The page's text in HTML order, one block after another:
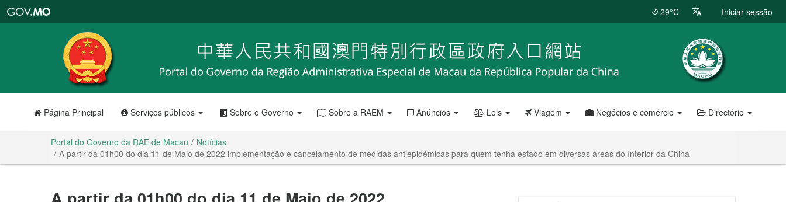
RAE
de
Macau
29°C Iniciar sessão
Página Principal Serviços públicos Sobre o Governo Sobre a RAEM Anúncios Leis Viagem Negócios e comércio Directório
Portal do Governo da RAE de Macau
Notícias
A partir da 01h00 do dia 11 de Maio de 2022 implementação e cancelamento de medidas antiepidémicas para quem tenha estado em diversas áreas do Interior da China